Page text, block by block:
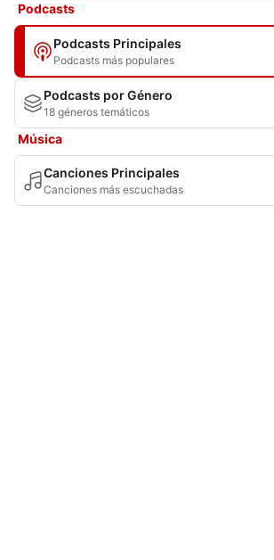
Podcasts
Podcasts Principales
Podcasts más populares
Podcasts por Género
18 géneros temáticos
Música
Canciones Principales
Canciones más escuchadas